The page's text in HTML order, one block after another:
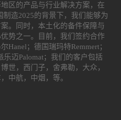
区的产品与行业解决方案，在
制造2025的背景下，我们能够为
。同时，本土化的备件保障与
势之一。目前，我们签约合作
Hanel；德国瑞玛特Remmert；
乐迈Palomat；我们的客户包括
世，西门子，舍弗勒，大众，
中航，中烟，等。